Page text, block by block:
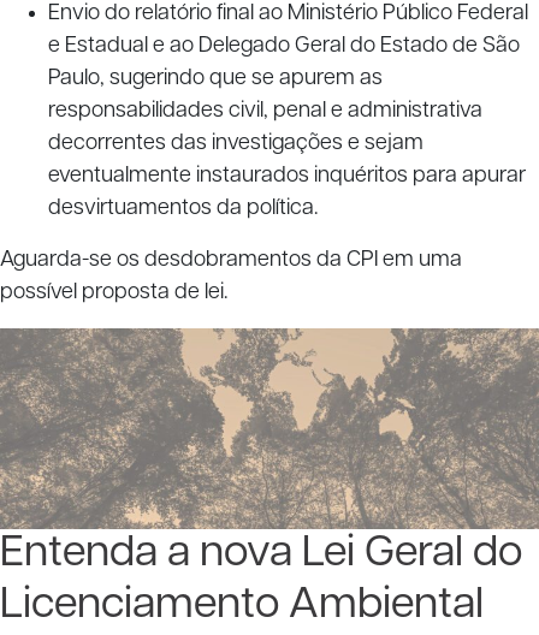
Envio do relatório final ao Ministério Público Federal
e Estadual e ao Delegado Geral do Estado de São
Paulo, sugerindo que se apurem as
responsabilidades civil, penal e administrativa
decorrentes das investigações e sejam
eventualmente instaurados inquéritos para apurar
desvirtuamentos da política.
Aguarda-se os desdobramentos da CPI em uma
possível proposta de lei.
Entenda a nova Lei Geral do
Licenciamento Ambiental